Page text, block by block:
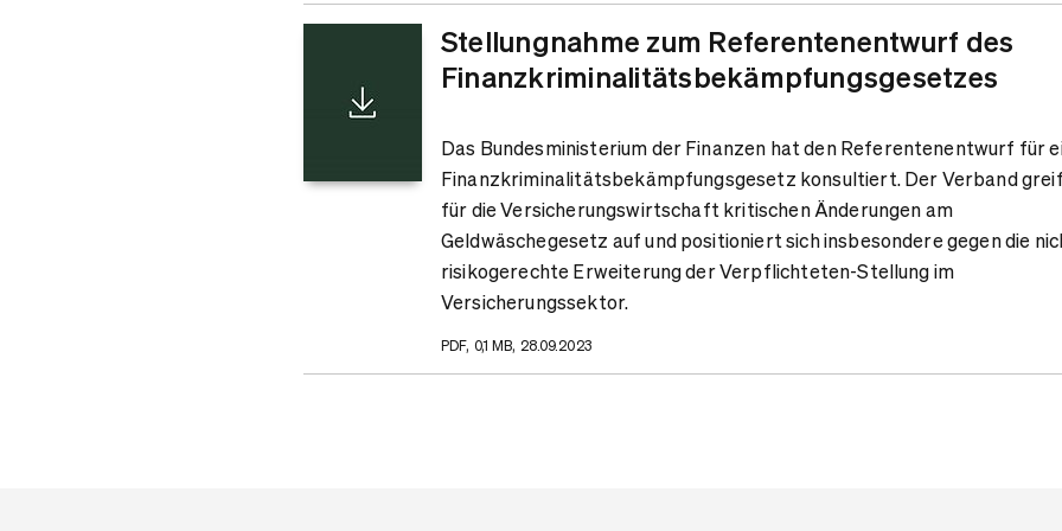
Stellungnahme zum Referentenentwurf des
Finanzkriminalitätsbekämpfungsgesetzes
Das Bundesministerium der Finanzen hat den Referentenentwurf für
Finanzkriminalitätsbekämpfungsgesetz konsultiert. Der Verband
für die Versicherungswirtschaft kritischen Änderungen am
Geldwäschegesetz auf und positioniert sich insbesondere gegen die
risikogerechte Erweiterung der Verpflichteten-Stellung im
Versicherungssektor.
PDF, 0,1 MB, 28.09.2023